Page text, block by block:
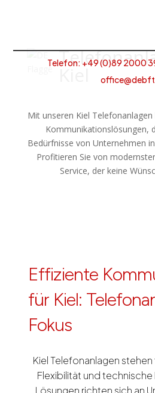
Telefon: +49 (0)89 2000
Mit unseren Kiel
Kommunikationslösungen,
Bedürfnisse von Unternehmen
Profitieren Sie von
Service, der keine
Effiziente
für Kiel:
Fokus
Kiel Telefonanlagen
Flexibilität und technische
Lösungen richten sich an